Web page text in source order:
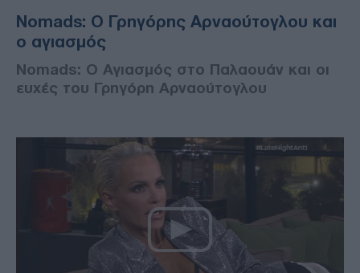
Nomads: Ο Γρηγόρης Αρναούτογλου και
ο αγιασμός
Nomads: Ο Αγιασμός στο Παλαουάν και οι
ευχές του Γρηγόρη Αρναούτογλου